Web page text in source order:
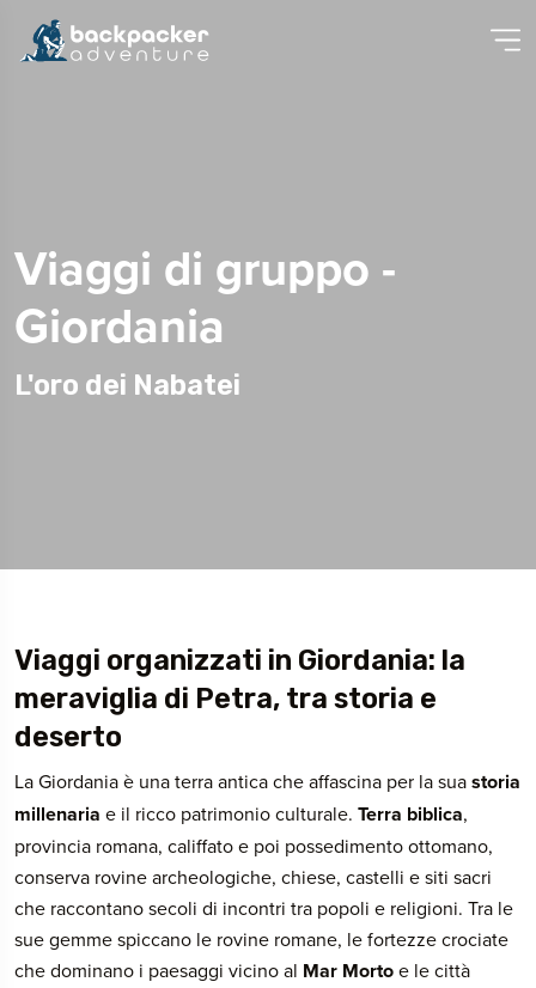
Viaggi di gruppo -
Giordania
L'oro dei Nabatei
Viaggi organizzati in Giordania: la
meraviglia di Petra, tra storia e
deserto
La Giordania è una terra antica che affascina per la suastoria
millenaria e il ricco patrimonio culturale. Terra biblica,
provincia romana, califfato e poi possedimento ottomano,
conserva rovine archeologiche, chiese, castelli e siti sacri
che raccontano secoli di incontri tra popoli e religioni. Tra le
sue gemme spiccano le rovine romane, le fortezze crociate
che dominano i paesaggi vicino al Mar Mortoe le città